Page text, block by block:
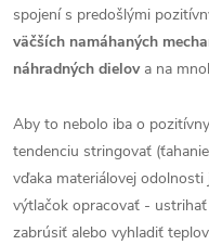
spojení s predošlými
väčších namáhaných
náhradných dielova na
Aby to nebolo iba o
tendenciu stringovať
vďaka materiálovej
výtlačok opracovať -
zabrúsiť alebo vyhladiť